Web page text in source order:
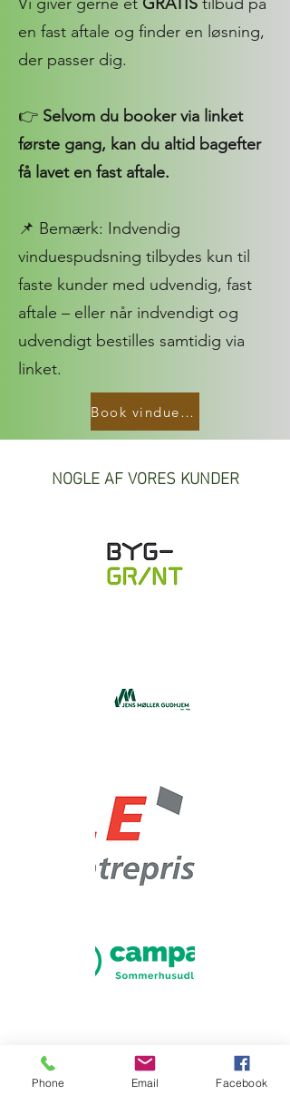
en fast aftale og finder en løsning,
der passer dig.
👉 Selvom du booker via linket
første gang, kan du altid bagefter
få lavet en fast aftale.
📌 Bemærk: Indvendig
vinduespudsning tilbydes kun til
faste kunder med udvendig, fast
aftale – eller når indvendigt og
udvendigt bestilles samtidig via
linket.
Book vinduespudsning
NOGLE AF VORESKUNDER
Phone Email Facebook